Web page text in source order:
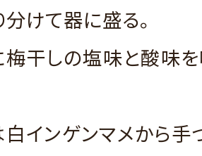
けて器に盛る。
干しの塩味と酸味
インゲンマメから手